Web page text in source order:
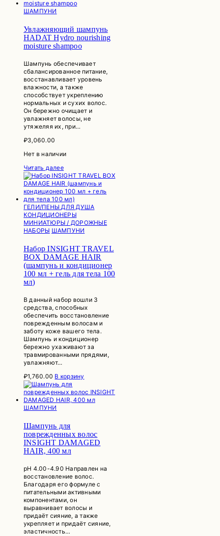
ШАМПУНИ
Увлажняющий шампунь
HADAT Hydro nourishing
moisture shampoo
Шампунь обеспечивает
сбалансированное питание,
восстанавливает уровень
влажности, а также
способствует укреплению
нормальных и сухих волос.
Он бережно очищает и
увлажняет волосы, не
утяжеляя их, при…
₽3,060.00
Нет в наличии
Читать далее
ГЕЛИ/ПЕНЫ ДЛЯ ДУША
КОНДИЦИОНЕРЫ
МИНИАТЮРЫ / ДОРОЖНЫЕ
НАБОРЫ ШАМПУНИ
Набор INSIGHT TRAVEL
BOX DAMAGE HAIR
(шампунь и кондиционер
100 мл + гель для тела 100
мл)
В данный набор вошли 3
средства, способных
обеспечить восстановление
поврежденным волосам и
заботу коже вашего тела.
Шампунь и кондиционер
бережно ухаживают за
травмированными прядями,
увлажняют…
₽1,760.00 В корзину
ШАМПУНИ
Шампунь для
поврежденных волос
INSIGHT DAMAGED
HAIR, 400 мл
рН 4.00-4.90 Направлен на
восстановление волос.
Благодаря его формуле с
питательными активными
компонентами, он
выравнивает волосы и
придаёт сияние, а также
укрепляет и придаёт сияние,
эластичность…